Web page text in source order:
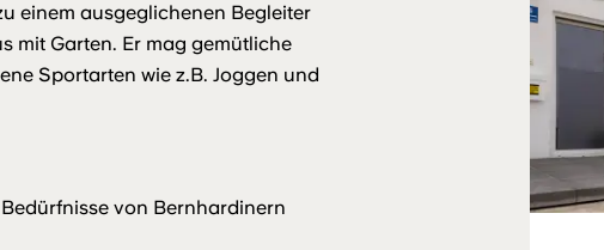
einem ausgeglichenen Begleiter
mit Garten. Er mag gemütliche
Sportarten wie z.B. Joggen und
von Bernhardinern